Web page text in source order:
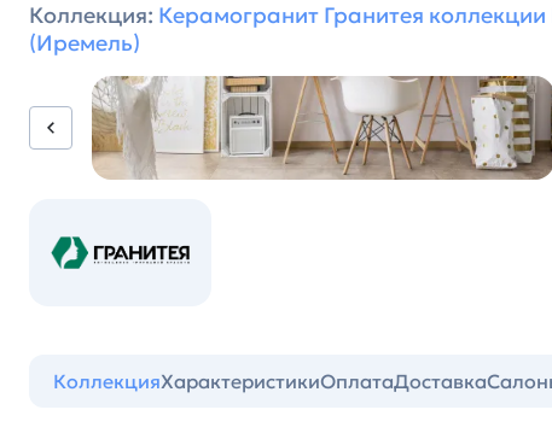
Коллекция: Керамогранит Гранитея коллекции
(Иремель)
КоллекцияХарактеристикиОплатаДоставка